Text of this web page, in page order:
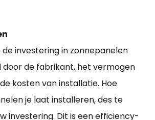
investering in zonnepanelen
de fabrikant, het vermogen
kosten van installatie. Hoe
je laat installeren, des te
investering. Dit is een efficiency-